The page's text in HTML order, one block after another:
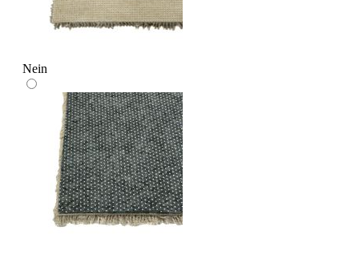
Nein